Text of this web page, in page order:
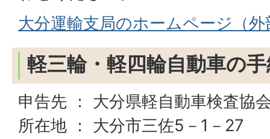
大分運輸支局のホームページ（
軽三輪・軽四輪自動車の
申告先 ： 大分県軽自動車検査協
所在地 ： 大分市三佐5－1－27